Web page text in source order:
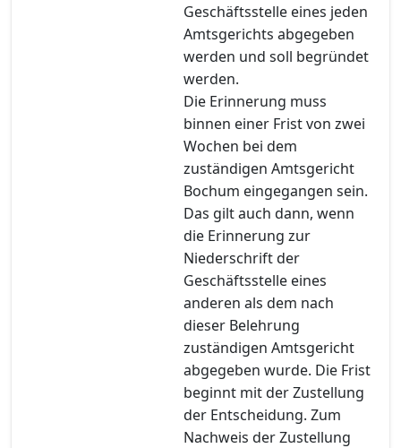
Geschäftsstelle eines jeden
Amtsgerichts abgegeben
werden und soll begründet
werden.
Die Erinnerung muss
binnen einer Frist von zwei
Wochen bei dem
zuständigen Amtsgericht
Bochum eingegangen sein.
Das gilt auch dann, wenn
die Erinnerung zur
Niederschrift der
Geschäftsstelle eines
anderen als dem nach
dieser Belehrung
zuständigen Amtsgericht
abgegeben wurde. Die Frist
beginnt mit der Zustellung
der Entscheidung. Zum
Nachweis der Zustellung